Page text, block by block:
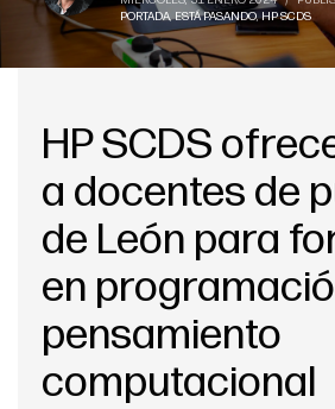
PORTADA,ESTÁ PASANDO,HP SCDS
HP SCDS
a docentes de
de León para
en
pensamiento
computacional